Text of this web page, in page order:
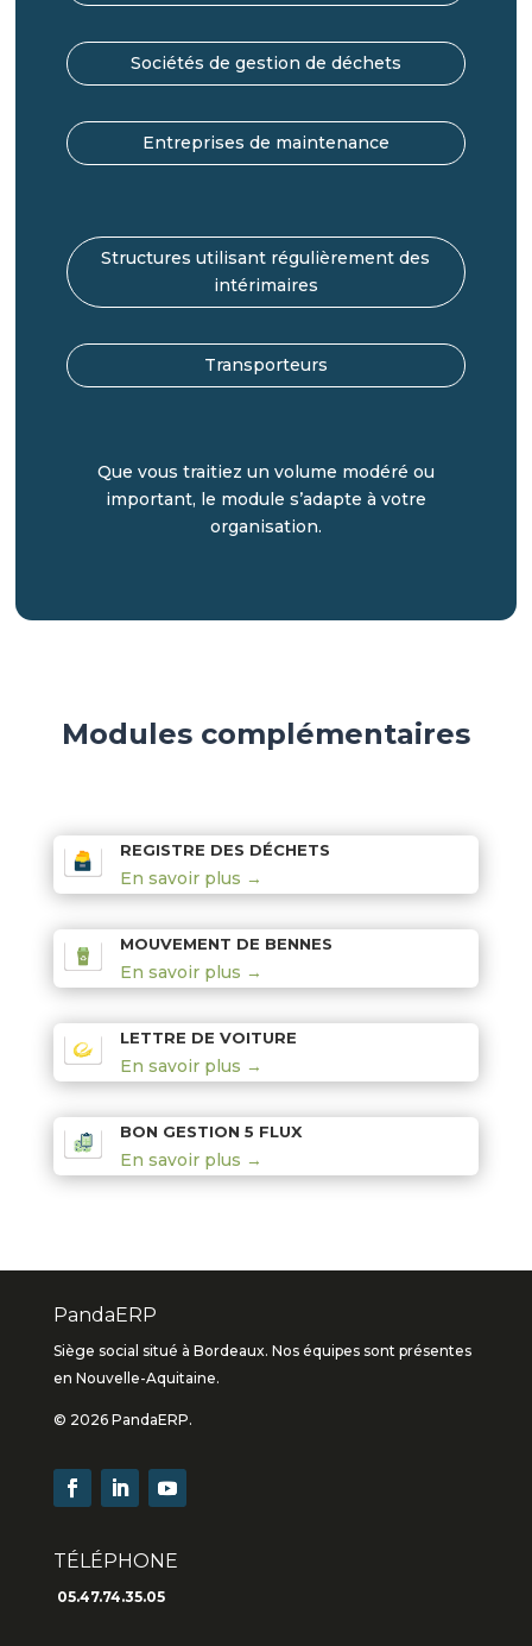
Sociétés de gestion de déchets
Entreprises de maintenance
Structures utilisant régulièrement des
intérimaires
Transporteurs
Que vous traitiez un volume modéré ou
important, le module s’adapte à votre
organisation.
Modules complémentaires
REGISTRE DES DÉCHETS
En savoir plus →
MOUVEMENT DE BENNES
En savoir plus →
LETTRE DE VOITURE
En savoir plus →
BON GESTION 5 FLUX
En savoir plus →
PandaERP
Siège social situé à Bordeaux. Nos équipes sont présentes
en Nouvelle-Aquitaine.
© 2026 PandaERP.
TÉLÉPHONE
05.47.74.35.05